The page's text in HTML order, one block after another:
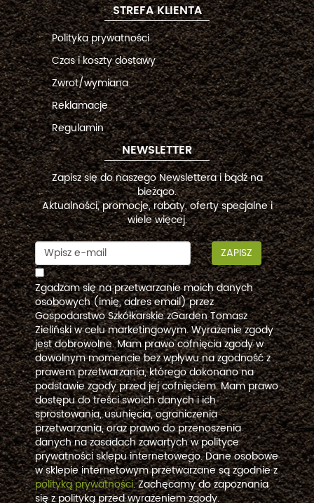
STREFA KLIENTA
Polityka prywatności
Czas i koszty dostawy
Zwrot/wymiana
Reklamacje
Regulamin
NEWSLETTER
Zapisz się do naszego Newslettera i bądź na
bieżąco.
Aktualności, promocje, rabaty, oferty specjalne i
wiele więcej.
ZAPISZ
Zgadzam się na przetwarzanie moich danych
osobowych (imię, adres email) przez
Gospodarstwo Szkółkarskie zGarden Tomasz
Zieliński w celu marketingowym. Wyrażenie zgody
jest dobrowolne. Mam prawo cofnięcia zgody w
dowolnym momencie bez wpływu na zgodność z
prawem przetwarzania, którego dokonano na
podstawie zgody przed jej cofnięciem. Mam prawo
dostępu do treści swoich danych i ich
sprostowania, usunięcia, ograniczenia
przetwarzania, oraz prawo do przenoszenia
danych na zasadach zawartych w polityce
prywatności sklepu internetowego. Dane osobowe
w sklepie internetowym przetwarzane są zgodnie z
polityką prywatności. Zachęcamy do zapoznania
się z polityką przed wyrażeniem zgody.